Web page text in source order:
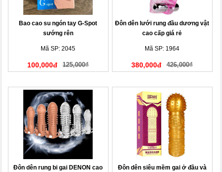
Bao cao su ngón tay G-Spot
sướng rên
Mã SP: 2045
100,000đ 125,000₫
Đôn dên lưới rung đầu dương vật
cao cấp giá rẻ
Mã SP: 1964
380,000đ 426,000₫
Đôn dên rung bi gai DENON cao
Đôn dên siêu mềm gai ở đầu và